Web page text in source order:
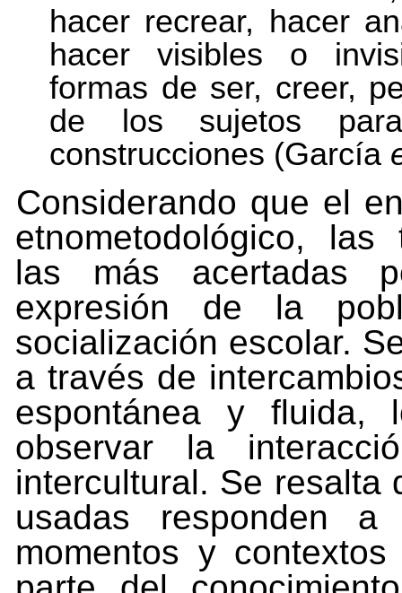
hacer recrear, hacer
hacer visibles o
formas de ser, creer,
de los sujetos
construcciones (García
Considerando que el
etnometodológico,
las más acertadas
expresión de la
socialización escolar.
a través de
espontánea y fluida,
observar
la
intercultural. Se resalta
usadas
responden
a
momentos y contextos